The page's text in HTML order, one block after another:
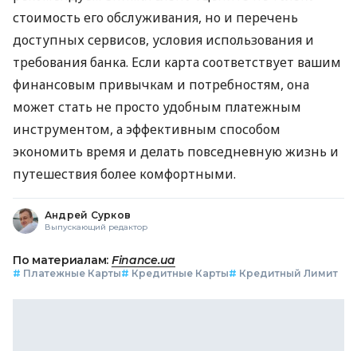
стоимость его обслуживания, но и перечень
доступных сервисов, условия использования и
требования банка. Если карта соответствует вашим
финансовым привычкам и потребностям, она
может стать не просто удобным платежным
инструментом, а эффективным способом
экономить время и делать повседневную жизнь и
путешествия более комфортными.
Андрей Сурков
Выпускающий редактор
По материалам: Finance.ua
# Платежные Карты# Кредитные Карты# Кредитный Лимит